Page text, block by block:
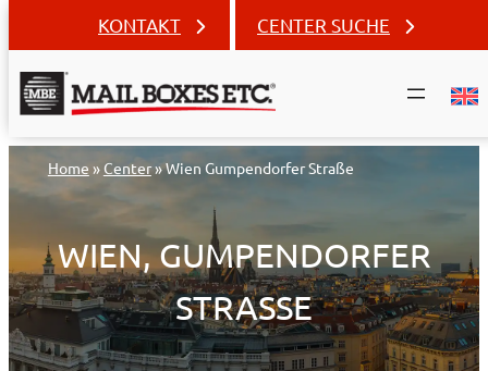
Inhalt
KONTAKT CENTER SUCHE
Home » Center»Wien Gumpendorfer Straße
WIEN, GUMPENDORFER
STRASSE